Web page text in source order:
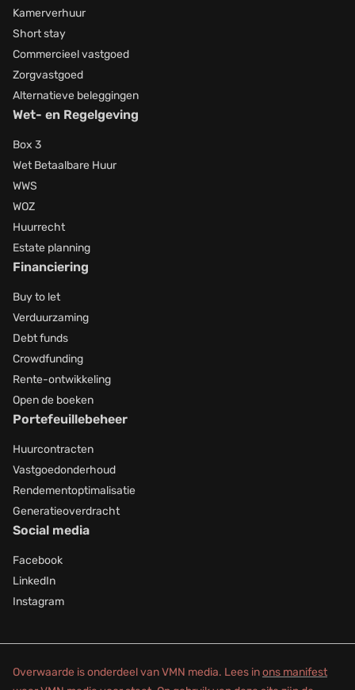
Kamerverhuur
Short stay
Commercieel vastgoed
Zorgvastgoed
Alternatieve beleggingen
Wet- en Regelgeving
Box 3
Wet Betaalbare Huur
WWS
WOZ
Huurrecht
Estate planning
Financiering
Buy to let
Verduurzaming
Debt funds
Crowdfunding
Rente-ontwikkeling
Open de boeken
Portefeuillebeheer
Huurcontracten
Vastgoedonderhoud
Rendementoptimalisatie
Generatieoverdracht
Social media
Facebook
LinkedIn
Instagram
Overwaarde is onderdeel van VMN media. Lees inons manifest